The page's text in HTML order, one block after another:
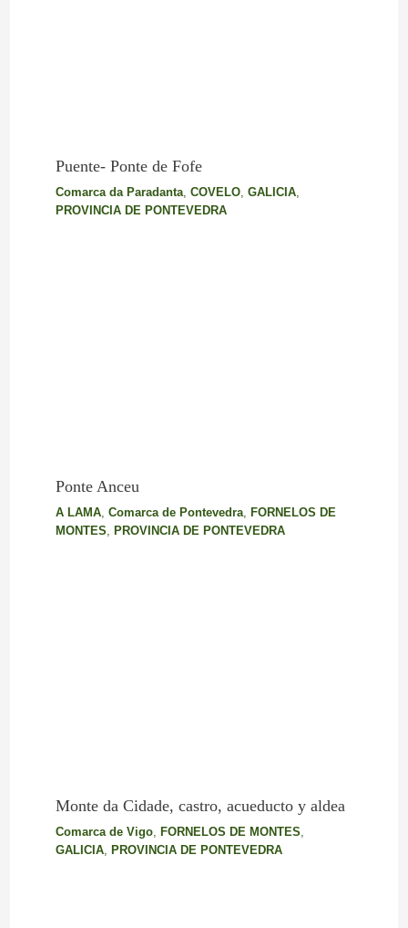
Puente- Ponte de Fofe
Comarca da Paradanta, COVELO, GALICIA,
PROVINCIA DE PONTEVEDRA
Ponte Anceu
A LAMA, Comarca de Pontevedra,
FORNELOS DE
MONTES
PROVINCIA DE PONTEVEDRA
Monte da Cidade, castro, acueducto y aldea
Comarca de Vigo, FORNELOS DE MONTES,
GALICIA, PROVINCIA DE PONTEVEDRA